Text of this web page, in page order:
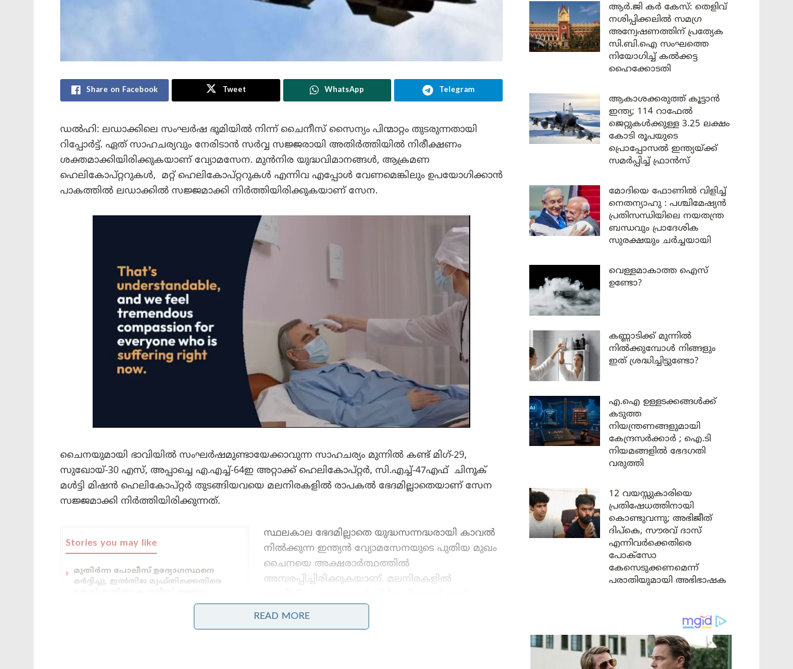
Share on Facebook Tweet WhatsApp Telegram
ഡൽഹി: ലഡാക്കിലെ സംഘർഷ ഭൂമിയിൽ നിന്ന് ചൈനീസ് സൈന്യം പിന്മാറ്റം തുടരുന്നതായി
റിപ്പോർട്ട്. ഏത് സാഹചര്യവും നേരിടാൻ സർവ്വ സജ്ജരായി അതിർത്തിയിൽ നിരീക്ഷണം
ശക്തമാക്കിയിരിക്കുകയാണ് വ്യോമസേന. മുന്‍നിര യുദ്ധവിമാനങ്ങള്‍, ആക്രമണ
ഹെലികോപ്റ്ററുകള്‍, മറ്റ് ഹെലികോപ്റ്ററുകള്‍ എന്നിവ എപ്പോള്‍ വേണമെങ്കിലും ഉപയോഗിക്കാന്‍
പാകത്തിൽ ലഡാക്കിൽ സജ്ജമാക്കി നിർത്തിയിരിക്കുകയാണ് സേന.
ചൈനയുമായി ഭാവിയിൽ സംഘർഷമുണ്ടായേക്കാവുന്ന സാഹചര്യം മുന്നിൽ കണ്ട് മിഗ്-29,
സുഖോയ്-30 എസ്, അപ്പാച്ചെ എ.എച്ച്-64ഇ അറ്റാക്ക് ഹെലികോപ്റ്റര്‍, സി.എച്ച്-47എഫ് ചിനൂക്
മള്‍ട്ടി മിഷന്‍ ഹെലികോപ്റ്റര്‍ തുടങ്ങിയവയെ മലനിരകളിൽ രാപകൽ ഭേദമില്ലാതെയാണ് സേന
സജ്ജമാക്കി നിർത്തിയിരിക്കുന്നത്.
Stories you may like
മുതിർന്ന പോലീസ് ഉദ്യോഗസ്ഥനെ
മർദ്ദിച്ചു, ഇൽതിജ മുഫ്തിക്കെതിരെ
സ്ഥലകാല ഭേദമില്ലാതെ യുദ്ധസന്നദ്ധരായി കാവൽ
നിൽക്കുന്ന ഇന്ത്യൻ വ്യോമസേനയുടെ പുതിയ മുഖം
ചൈനയെ അക്ഷരാർത്ഥത്തിൽ
അമ്പരപ്പിച്ചിരിക്കുകയാണ്. മലനിരകളില്‍
ഇന്ത്യൻ വ്യോമസേന സജ്ജമാണ്. മുൻ കാലങ്ങളെ
അപേക്ഷിച്ച് ലഡാക്കുള്‍പ്പെടെയുള്ള പ്രദേശങ്ങളില്‍
READ MORE
ആർ.ജി കർ കേസ്: തെളിവ്
നശിപ്പിക്കലിൽ സമഗ്ര
അന്വേഷണത്തിന് പ്രത്യേക
സി.ബി.ഐ സംഘത്തെ
നിയോഗിച്ച് കൽക്കട്ട
ഹൈക്കോടതി
ആകാശക്കരുത്ത് കൂട്ടാൻ
ഇന്ത്യ; 114 റാഫേൽ
ജെറ്റുകൾക്കുള്ള 3.25 ലക്ഷം
കോടി രൂപയുടെ
പ്രൊപ്പോസൽ ഇന്ത്യയ്ക്ക്
സമർപ്പിച്ച് ഫ്രാൻസ്
മോദിയെ ഫോണിൽ വിളിച്ച്
നെതന്യാഹു : പശ്ചിമേഷ്യൻ
പ്രതിസന്ധിയിലെ നയതന്ത്ര
ബന്ധവും പ്രാദേശിക
സുരക്ഷയും ചർച്ചയായി
വെള്ളമാകാത്ത ഐസ്
ഉണ്ടോ?
കണ്ണാടിക്ക് മുന്നിൽ
നിൽക്കുമ്പോൾ നിങ്ങളും
ഇത് ശ്രദ്ധിച്ചിട്ടുണ്ടോ?
എ.ഐ ഉള്ളടക്കങ്ങൾക്ക്
കടുത്ത
നിയന്ത്രണങ്ങളുമായി
കേന്ദ്രസർക്കാർ ; ഐ.ടി
നിയമങ്ങളിൽ ഭേദഗതി
വരുത്തി
12 വയസ്സുകാരിയെ
പ്രതിഷേധത്തിനായി
കൊണ്ടുവന്നു; അഭിജീത്
ദിപ്കെ, സൗരവ് ദാസ്
എന്നിവർക്കെതിരെ
പോക്സോ
കേസെടുക്കണമെന്ന്
പരാതിയുമായി അഭിഭാഷക